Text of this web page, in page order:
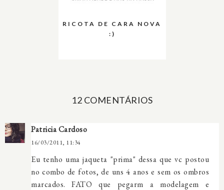
RICOTA DE CARA NOVA
:)
12 COMENTÁRIOS
Patricia Cardoso
16/03/2011, 11:34
Eu tenho uma jaqueta "prima" dessa que vc postou
no combo de fotos, de uns 4 anos e sem os ombros
marcados. FATO que pegarm a modelagem e